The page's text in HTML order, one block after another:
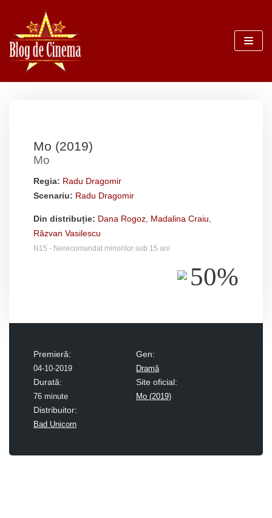
Sari
la
conținut
Mo (2019)
Mo
Regia: Radu Dragomir
Scenariu: Radu Dragomir
Din distribuție: Dana Rogoz Madalina Craiu
Răzvan Vasilescu
N15 - Nerecomandat minorilor sub 15 ani
50%
Premieră:
04-10-2019
Gen:
Dramă
Durată:
76 minute
Site oficial:
Mo (2019)
Distribuitor:
Bad Unicorn